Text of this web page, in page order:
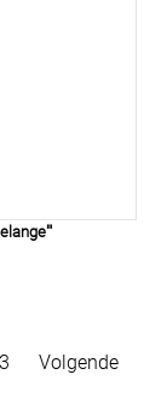
3 Volgende